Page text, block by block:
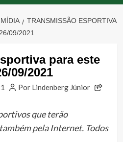
MÍDIA
TRANSMISSÃO ESPORTIVA
09/2021
para este
09/2021
Por Lindenberg Júnior
que terão
pela Internet. Todos